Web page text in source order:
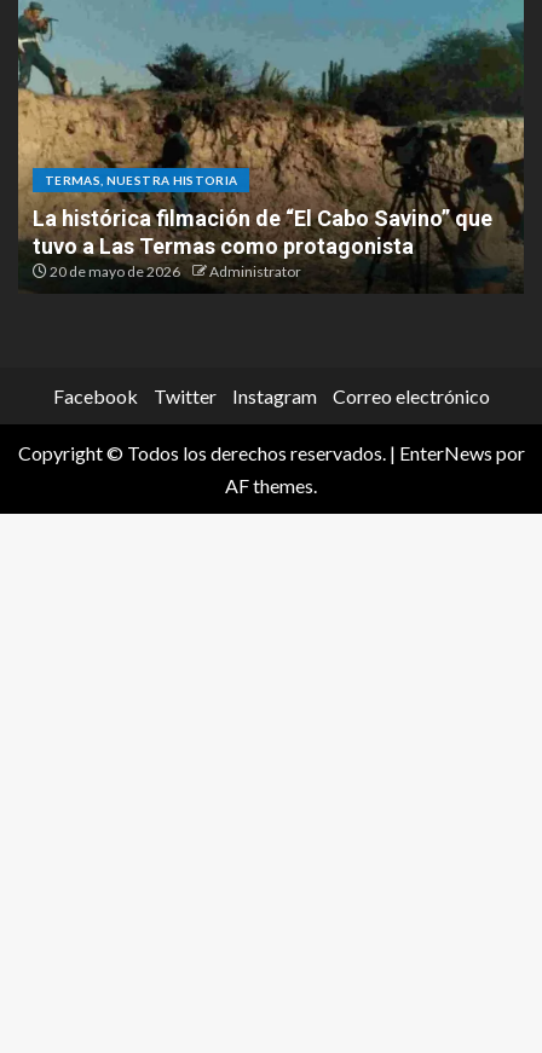
TERMAS, NUESTRA HISTORIA
La histórica filmación de “El Cabo Savino” que
tuvo a Las Termas como protagonista
20 de mayo de 2026 Administrator
Facebook Twitter Instagram Correo electrónico
Copyright © Todos los derechos reservados. | EnterNews por
AF themes.